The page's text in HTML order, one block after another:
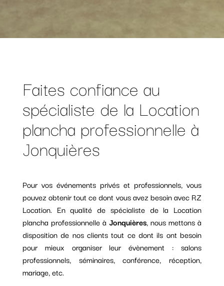
Faites confiance au
spécialiste de la Location
plancha professionnelle à
Jonquières
Pour vos événements privés et professionnels, vous
pouvez obtenir tout ce dont vous avez besoin avec RZ
Location. En qualité de spécialiste de la Location
plancha professionnelle à Jonquières, nous mettons à
disposition de nos clients tout ce dont ils ont besoin
pour mieux organiser leur évènement : salons
professionnels, séminaires, conférence, réception,
mariage, etc.